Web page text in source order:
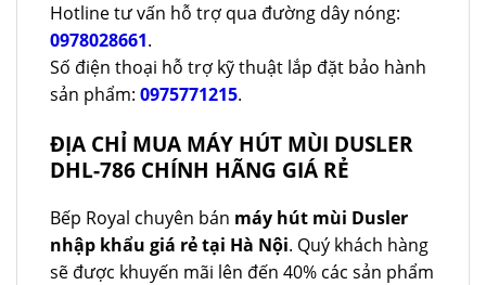
Hotline tư vấn hỗ trợ qua đường dây nóng:
0978028661.
Số điện thoại hỗ trợ kỹ thuật lắp đặt bảo hành
sản phẩm: 0975771215.
ĐỊA CHỈ MUA MÁY HÚT MÙI DUSLER
DHL-786 CHÍNH HÃNG GIÁ RẺ
Bếp Royal chuyên bán máy hút mùi Dusler
nhập khẩu giá rẻ tại Hà Nội. Quý khách hàng
sẽ được khuyến mãi lên đến 40% các sản phẩm